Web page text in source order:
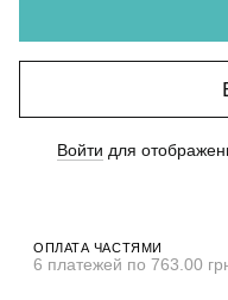
Войти для
ОПЛАТА ЧАСТЯМИ
6 платежей по 763.00